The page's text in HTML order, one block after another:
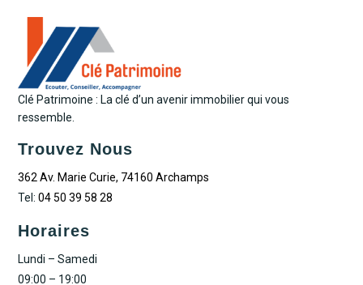
Clé Patrimoine : La clé d’un avenir immobilier qui vous
ressemble.
Trouvez Nous
362 Av. Marie Curie, 74160 Archamps
Tel:04 50 39 58 28
Horaires
Lundi – Samedi
09:00 – 19:00